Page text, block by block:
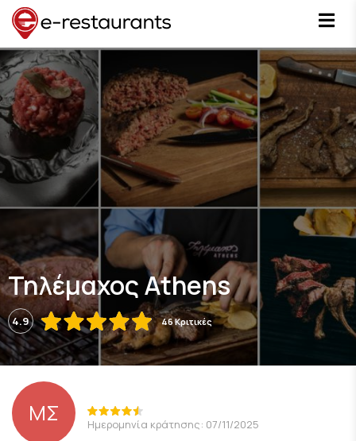
Τηλέμαχος Athens
4.9 46 Κριτικές
ΜΣ Ημερομηνία κράτησης: 07/11/2025